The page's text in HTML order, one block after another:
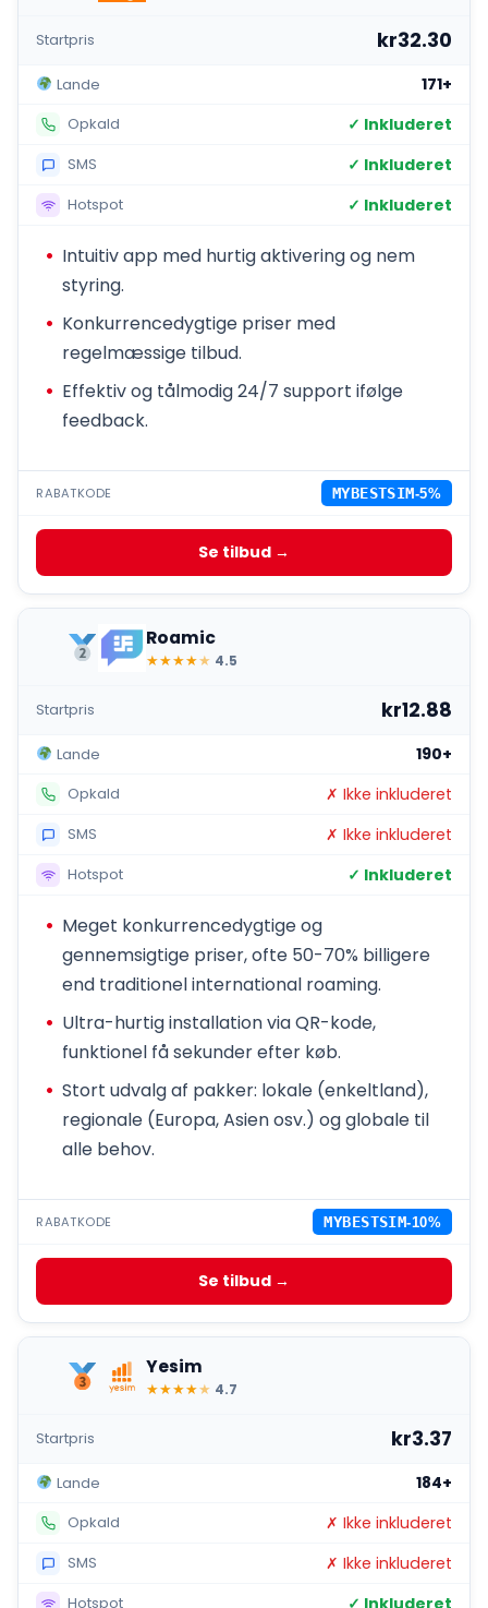
Startpris kr32.30
Lande 171+
Opkald ✓ Inkluderet
SMS ✓ Inkluderet
Hotspot ✓ Inkluderet
Intuitiv app med hurtig aktivering og nem
styring.
Konkurrencedygtige priser med
regelmæssige tilbud.
Effektiv og tålmodig 24/7 support ifølge
feedback.
RABATKODE MYBESTSIM-5%
Se tilbud →
Roamic
★★★★★ 4.5
Startpris kr12.88
Lande 190+
Opkald ✗ Ikke inkluderet
SMS ✗ Ikke inkluderet
Hotspot ✓ Inkluderet
Meget konkurrencedygtige og
gennemsigtige priser, ofte 50-70% billigere
end traditionel international roaming.
Ultra-hurtig installation via QR-kode,
funktionel få sekunder efter køb.
Stort udvalg af pakker: lokale (enkeltland),
regionale (Europa, Asien osv.) og globale til
alle behov.
RABATKODE MYBESTSIM-10%
Se tilbud →
Yesim
★★★★★ 4.7
Startpris kr3.37
Lande 184+
Opkald ✗ Ikke inkluderet
SMS ✗ Ikke inkluderet
Hotspot ✓ Inkluderet